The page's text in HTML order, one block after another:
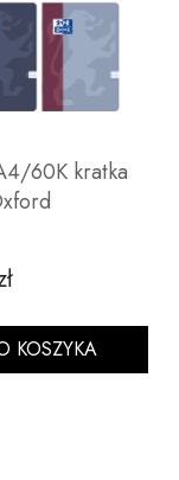
60K kratka
KOSZYKA